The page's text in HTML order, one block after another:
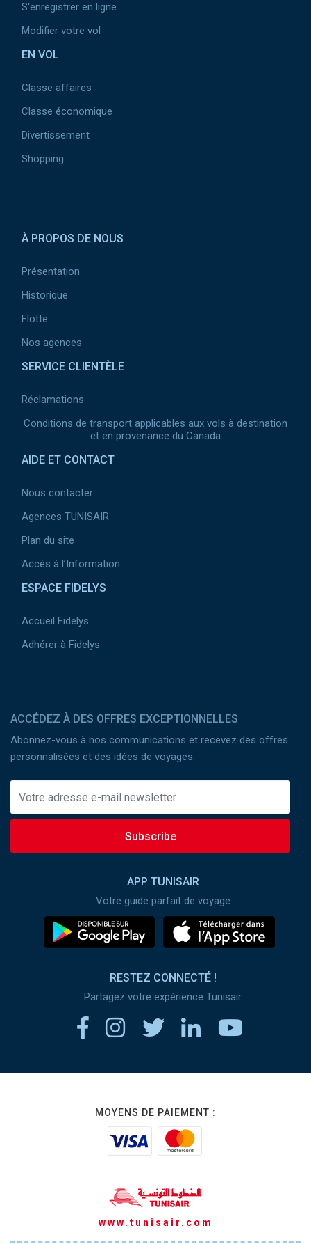
S'enregistrer en ligne
Modifier votre vol
EN VOL
Classe affaires
Classe économique
Divertissement
Shopping
À PROPOS DE NOUS
Présentation
Historique
Flotte
Nos agences
SERVICE CLIENTÈLE
Réclamations
Conditions de transport applicables aux vols à destination
et en provenance du Canada
AIDE ET CONTACT
Nous contacter
Agences TUNISAIR
Plan du site
Accès à l’Information
ESPACE FIDELYS
Accueil Fidelys
Adhérer à Fidelys
ACCÉDEZ À DES OFFRES EXCEPTIONNELLES
Abonnez-vous à nos communications et recevez des offres
personnalisées et des idées de voyages.
Subscribe
APP TUNISAIR
Votre guide parfait de voyage
RESTEZ CONNECTÉ !
Partagez votre expérience Tunisair
MOYENS DE PAIEMENT :
www.tunisair.com